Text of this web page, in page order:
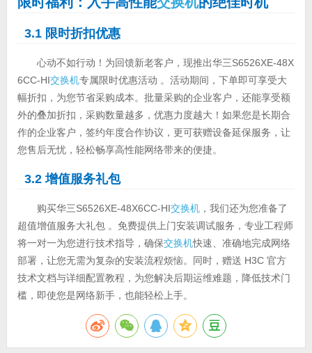
3.1 限时折扣优惠
心动不如行动！为回馈新老客户，现推出华三S6526XE-48X
6CC-HI交换机专属限时优惠活动 。活动期间，下单即可享受大
幅折扣，为您节省采购成本。批量采购的企业客户，还能享受额
外的叠加折扣，采购数量越多，优惠力度越大！如果您是长期合
作的企业客户，签约年度合作协议，更可获赠设备延保服务，让
您售后无忧，轻松畅享高性能网络带来的便捷。
3.2 增值服务礼包
购买华三S6526XE-48X6CC-HI交换机，我们还为您准备了
超值增值服务大礼包 。免费提供上门安装调试服务，专业工程师
将一对一为您进行技术指导，确保交换机快速、准确地完成网络
部署，让您无需为复杂的安装流程烦恼。同时，赠送 H3C 官方
技术文档与详细配置教程，为您解决后期运维难题，降低技术门
槛，即使您是网络新手，也能轻松上手。